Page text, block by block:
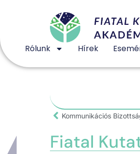
Rólunk Hírek
Kommunikációs
Fiatal